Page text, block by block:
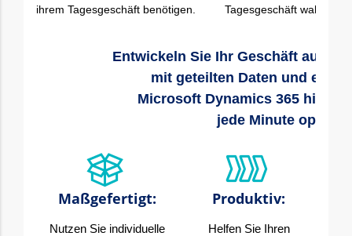
ihrem Tagesgeschäft benötigen.
Tagesgeschäft
Entwickeln Sie Ihr Geschäft auf
mit geteilten Daten und
Microsoft Dynamics 365 hilft
jede Minute
Maßgefertigt:
Nutzen Sie individuelle
Produktiv:
Helfen Sie Ihren